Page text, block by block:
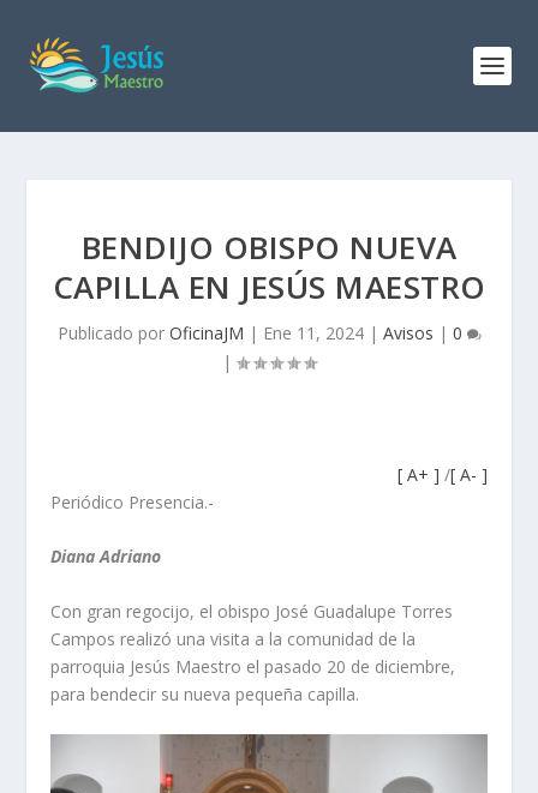
BENDIJO OBISPO NUEVA
CAPILLA EN JESÚS MAESTRO
Publicado por OficinaJM | Ene 11, 2024| Avisos | 0
|
[ A+ ] /[ A- ]
Periódico Presencia.-
Diana Adriano
Con gran regocijo, el obispo José Guadalupe Torres
Campos realizó una visita a la comunidad de la
parroquia Jesús Maestro el pasado 20 de diciembre,
para bendecir su nueva pequeña capilla.